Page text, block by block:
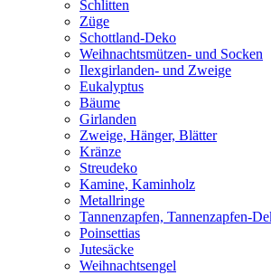
Schlitten
Züge
Schottland-Deko
Weihnachtsmützen- und Socken
Ilexgirlanden- und Zweige
Eukalyptus
Bäume
Girlanden
Zweige, Hänger, Blätter
Kränze
Streudeko
Kamine, Kaminholz
Metallringe
Tannenzapfen, Tannenzapfen-
Poinsettias
Jutesäcke
Weihnachtsengel